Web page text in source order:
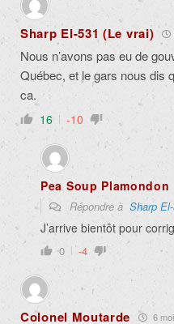
Sharp El-531 (Le vrai)
Nous n’avons pas eu de
Québec, et le gars nous dis
ca.
16 -10
Pea Soup Plamondon
Répondre à Sharp
J’arrive bientôt pour
0 -4
Colonel Moutarde 6